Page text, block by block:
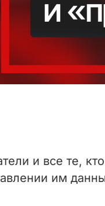
и все те,
им